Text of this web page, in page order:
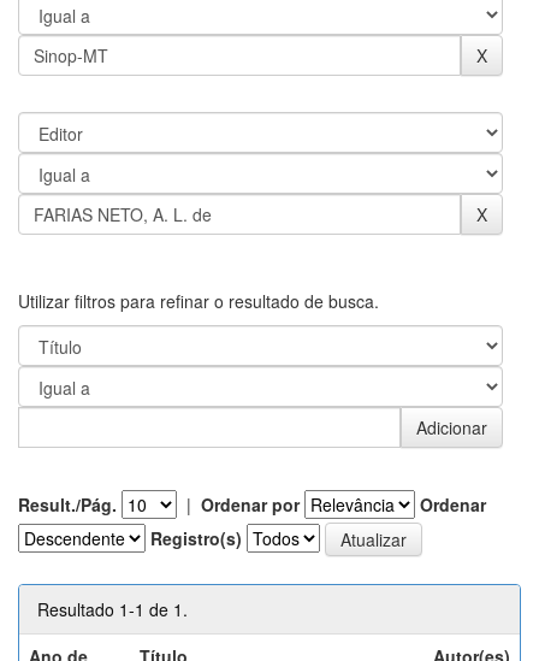
Utilizar filtros para refinar o resultado de busca.
Result./Pág. | Ordenar por
Ordenar
Registro(s)
Resultado 1-1 de 1.
Ano de
Título Autor(es)